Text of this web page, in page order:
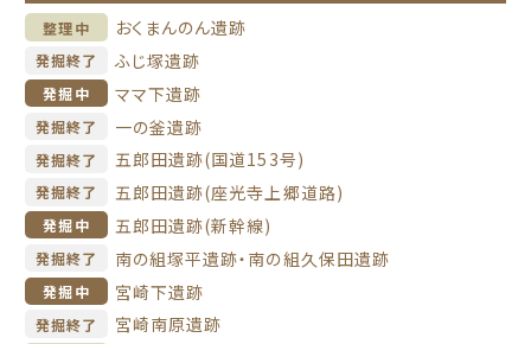
整理中 おくまんのん遺跡
発掘終了 ふじ塚遺跡
発掘中 ママ下遺跡
発掘終了 一の釜遺跡
発掘終了 五郎田遺跡(国道153号)
発掘終了 五郎田遺跡(座光寺上郷道路)
発掘中 五郎田遺跡(新幹線)
発掘終了 南の組塚平遺跡・南の組久保田遺跡
発掘中 宮崎下遺跡
発掘終了 宮崎南原遺跡